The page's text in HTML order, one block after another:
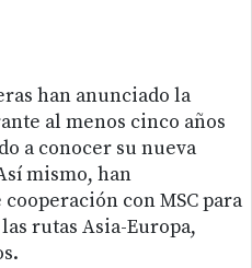
han anunciado la
al menos cinco años
a conocer su nueva
mismo, han
con MSC para
rutas Asia-Europa,